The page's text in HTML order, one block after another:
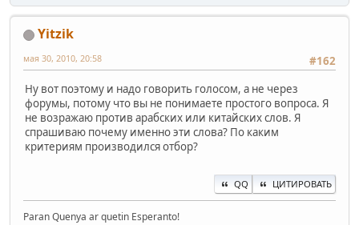
Yitzik
#162
мая 30, 2010, 20:58
Ну вот поэтому и надо говорить голосом, а не через
форумы, потому что вы не понимаете простого вопроса. Я
не возражаю против арабских или китайских слов. Я
спрашиваю почему именно эти слова? По каким
критериям производился отбор?
QQ ЦИТИРОВАТЬ
Paran Quenya ar quetin Esperanto!